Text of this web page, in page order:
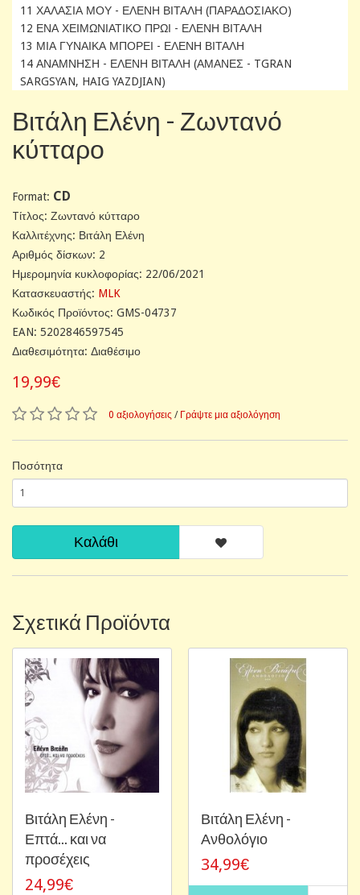
11 ΧΑΛΑΣΙΑ ΜΟΥ - ΕΛΕΝΗ ΒΙΤΑΛΗ (ΠΑΡΑΔΟΣΙΑΚΟ)
12 ΕΝΑ ΧΕΙΜΩΝΙΑΤΙΚΟ ΠΡΩΙ - ΕΛΕΝΗ ΒΙΤΑΛΗ
13 ΜΙΑ ΓΥΝΑΙΚΑ ΜΠΟΡΕΙ - ΕΛΕΝΗ ΒΙΤΑΛΗ
14 ΑΝΑΜΝΗΣΗ - ΕΛΕΝΗ ΒΙΤΑΛΗ (ΑΜΑΝΕΣ - TGRAN
SARGSYAN, HAIG YAZDJIAN)
Βιτάλη Ελένη - Ζωντανό
κύτταρο
Format: CD
Tίτλος: Ζωντανό κύτταρο
Καλλιτέχνης: Βιτάλη Ελένη
Αριθμός δίσκων: 2
Ημερομηνία κυκλοφορίας: 22/06/2021
Κατασκευαστής: MLK
Κωδικός Προϊόντος: GMS-04737
EAN: 5202846597545
Διαθεσιμότητα: Διαθέσιμο
19,99€
0 αξιολογήσεις / Γράψτε μια αξιολόγηση
Ποσότητα
Καλάθι
Σχετικά Προϊόντα
Βιτάλη Ελένη -
Επτά... και να
προσέχεις
24,99€
Βιτάλη Ελένη -
Ανθολόγιο
34,99€